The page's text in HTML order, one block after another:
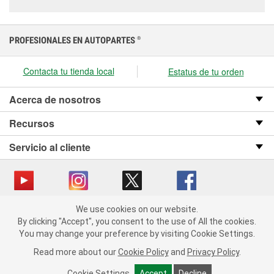
We use cookies on our website. By clicking "Accept", you consent
to the use of All the cookies.
You may change your preference by visiting Cookie Settings.
Read more about our Cookie Policy and Privacy Policy.
PROFESIONALES EN AUTOPARTES ®
Contacta tu tienda local Estatus de tu orden
Acerca de nosotros
Recursos
Servicio al cliente
Copyright © 2008-2026 O’Reilly Auto Parts v OST_3.2.0.0.729 (3) cv1361
catalog_main
Política de privacidad
Ley de transparencia en las cadenas de suministro
de California
We use cookies on our website.
By clicking "Accept", you consent to the use of All the cookies.
You may change your preference by visiting Cookie Settings.
Read more about our Cookie Policy and Privacy Policy.